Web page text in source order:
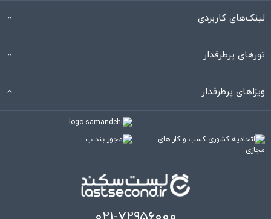
لینک‌های کاربردی
تورهای پرطرفدار
ویزاهای پرطرفدار